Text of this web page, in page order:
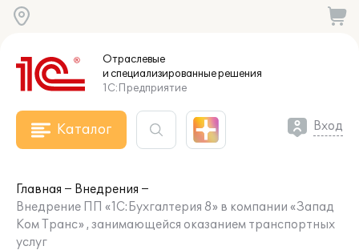
Отраслевые
и специализированныерешения
1С:Предприятие
Каталог Вход
Главная
Внедрения
Внедрение ПП «1С:Бухгалтерия 8» в компании «Запад
Ком Транс» , занимающейся оказанием транспортных
услуг